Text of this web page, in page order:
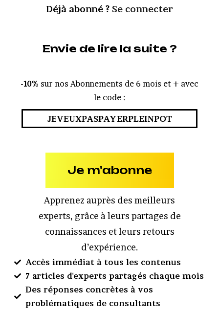
Déjà abonné ? Se connecter
Envie de lire la suite ?
-10% sur nos Abonnements de 6 mois et + avec
le code :
JEVEUXPASPAYERPLEINPOT
Je m'abonne
Apprenez auprès des meilleurs
experts, grâce à leurs partages de
connaissances et leurs retours
d’expérience.
Accès immédiat à tous les contenus
7 articles d'experts partagés chaque mois
Des réponses concrètes à vos
problématiques de consultants